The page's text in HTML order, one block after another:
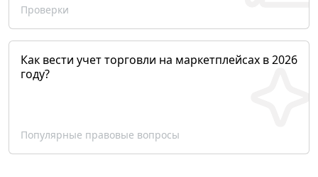
Проверки
Как вести учет торговли на маркетплейсах в 2026
году?
Популярные правовые вопросы